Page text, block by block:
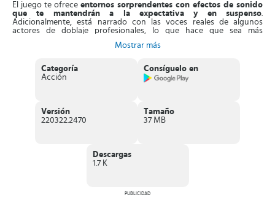
El juego te ofrece entornos sorprendentes con efectos de sonido
que te mantendrán a la expectativa y en suspenso.
Adicionalmente, está narrado con las voces reales de algunos
actores de doblaje profesionales, lo que hace que sea más
de ataque, pero a medida que vayas superando cada una de las
misiones, tendrás la oportunidad de irdesbloqueando nuevas
corporales), esto te ayudará a mejorar sus habilidades y desarrollar
mejor la capacidad de enfrentarte a las hordas de zombis, que
Durante el desarrollo de cada misión te encontrarás
, los cuales tendrás que tomar para conseguir dinero que
pantallas táctiles. En el lado izquierdo de la pantalla encontrarás la
Mostrar más
Categoría
Acción
Consíguelo en
Versión
220322.2470
Tamaño
37 MB
Descargas
1.7 K
PUBLICIDAD